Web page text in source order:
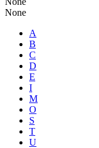
None
A
B
C
D
E
I
M
O
S
T
U